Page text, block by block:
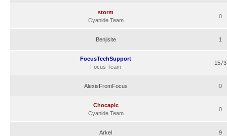
storm
Cyanide Team
0
Benjisite 1
FocusTechSupport
Focus Team
1573
AlexisFromFocus 0
Chocapic
Cyanide Team
0
Arkel 9